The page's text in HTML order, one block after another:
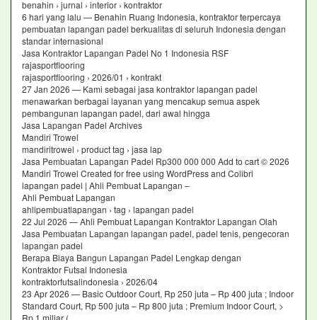
benahin › jurnal › interior › kontraktor
6 hari yang lalu — Benahin Ruang Indonesia, kontraktor terpercaya
pembuatan lapangan padel berkualitas di seluruh Indonesia dengan
standar internasional
Jasa Kontraktor Lapangan Padel No 1 Indonesia RSF
rajasportflooring
rajasportflooring › 2026/01 › kontrakt
27 Jan 2026 — Kami sebagai jasa kontraktor lapangan padel
menawarkan berbagai layanan yang mencakup semua aspek
pembangunan lapangan padel, dari awal hingga
Jasa Lapangan Padel Archives
Mandiri Trowel
mandiritrowel › product tag › jasa lap
Jasa Pembuatan Lapangan Padel Rp300 000 000 Add to cart © 2026
Mandiri Trowel Created for free using WordPress and Colibri
lapangan padel | Ahli Pembuat Lapangan –
Ahli Pembuat Lapangan
ahlipembuatlapangan › tag › lapangan padel
22 Jul 2026 — Ahli Pembuat Lapangan Kontraktor Lapangan Olah
Jasa Pembuatan Lapangan lapangan padel, padel tenis, pengecoran
lapangan padel
Berapa Biaya Bangun Lapangan Padel Lengkap dengan
Kontraktor Futsal Indonesia
kontraktorfutsalindonesia › 2026/04
23 Apr 2026 — Basic Outdoor Court, Rp 250 juta – Rp 400 juta ; Indoor
Standard Court, Rp 500 juta – Rp 800 juta ; Premium Indoor Court, >
Rp 1 miliar (